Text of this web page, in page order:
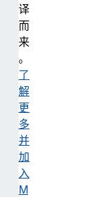
译
而
来
。
了
解
更
多
并
加
入
M